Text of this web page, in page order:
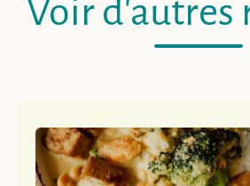
Voir d'autres